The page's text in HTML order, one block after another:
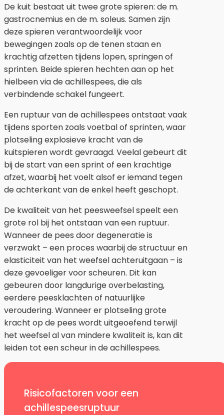
De kuit bestaat uit twee grote spieren: de m.
gastrocnemius en de m. soleus. Samen zijn
deze spieren verantwoordelijk voor
bewegingen zoals op de tenen staan en
krachtig afzetten tijdens lopen, springen of
sprinten. Beide spieren hechten aan op het
hielbeen via de achillespees, die als
verbindende schakel fungeert.
Een ruptuur van de achillespees ontstaat vaak
tijdens sporten zoals voetbal of sprinten, waar
plotseling explosieve kracht van de
kuitspieren wordt gevraagd. Veelal gebeurt dit
bij de start van een sprint of een krachtige
afzet, waarbij het voelt alsof er iemand tegen
de achterkant van de enkel heeft geschopt.
De kwaliteit van het peesweefsel speelt een
grote rol bij het ontstaan van een ruptuur.
Wanneer de pees door degeneratie is
verzwakt – een proces waarbij de structuur en
elasticiteit van het weefsel achteruitgaan – is
deze gevoeliger voor scheuren. Dit kan
gebeuren door langdurige overbelasting,
eerdere peesklachten of natuurlijke
veroudering. Wanneer er plotseling grote
kracht op de pees wordt uitgeoefend terwijl
het weefsel al van mindere kwaliteit is, kan dit
leiden tot een scheur in de achillespees.
Risicofactoren voor een
achillespeesruptuur